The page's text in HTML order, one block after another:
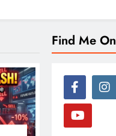
Find Me On